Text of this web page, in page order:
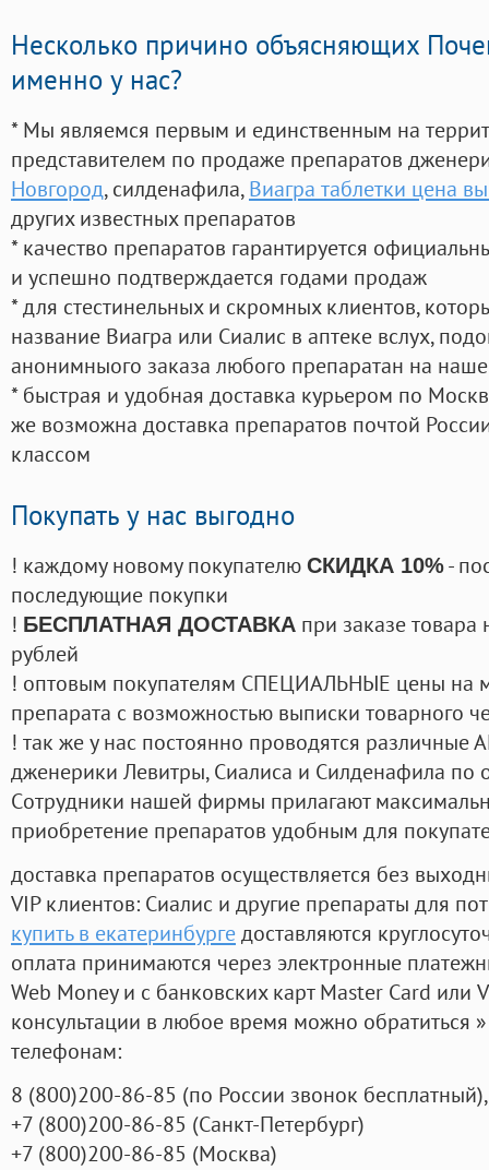
Несколько причино объясняющих
именно у нас?
* Мы являемся первым и единственным на
представителем по продаже препаратов
Новгород, силденафила, Виагра таблетки цена
других известных препаратов
* качество препаратов гарантируется
и успешно подтверждается годами продаж
* для стестинельных и скромных клиентов,
название Виагра или Сиалис в аптеке вслух,
анонимныого заказа любого препаратан на
* быстрая и удобная доставка курьером по
же возможна доставка препаратов почтой
классом
Покупать у нас выгодно
! каждому новому покупателю СКИДКА 10%-
последующие покупки
! БЕСПЛАТНАЯ ДОСТАВКА при заказе
рублей
! оптовым покупателям СПЕЦИАЛЬНЫЕ цены на
препарата с возможностью выписки товарного
! так же у нас постоянно проводятся
дженерики Левитры, Сиалиса и Силденафила по
Cотрудники нашей фирмы прилагают
приобретение препаратов удобным для
доставка препаратов осуществляется без
VIP клиентов: Сиалис и другие препараты для
купить в екатеринбургедоставляются
оплата принимаются через электронные
Web Money и с банковских карт Master Card или
консультации в любое время можно обратиться
телефонам:
8 (800)200-86-85 (по России звонок бесплатный),
+7 (800)200-86-85 (Санкт-Петербург)
+7 (800)200-86-85 (Москва)